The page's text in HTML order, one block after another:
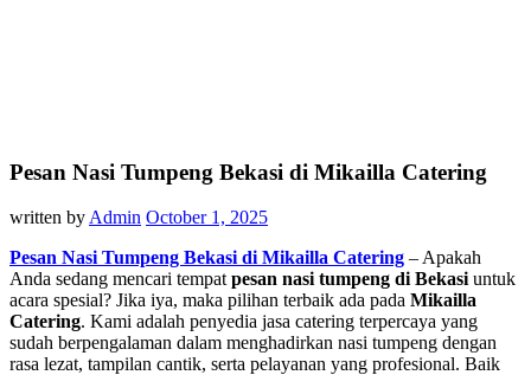
Pesan Nasi Tumpeng Bekasi di Mikailla Catering
written byAdmin October 1, 2025
Pesan Nasi Tumpeng Bekasi di Mikailla Catering – Apakah
Anda sedang mencari tempatpesan nasi tumpeng di Bekasiuntuk
acara spesial? Jika iya, maka pilihan terbaik ada pada Mikailla
Catering. Kami adalah penyedia jasa catering terpercaya yang
sudah berpengalaman dalam menghadirkan nasi tumpeng dengan
rasa lezat, tampilan cantik, serta pelayanan yang profesional. Baik